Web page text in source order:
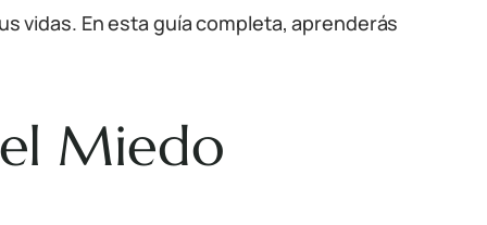
vidas. En esta guía completa, aprenderás
Miedo